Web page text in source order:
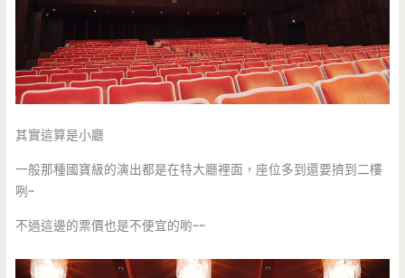
其實這算是小廳
一般那種國寶級的演出都是在特大廳裡面，座位多到還要擠到二樓
咧~
不過這邊的票價也是不便宜的喲~~